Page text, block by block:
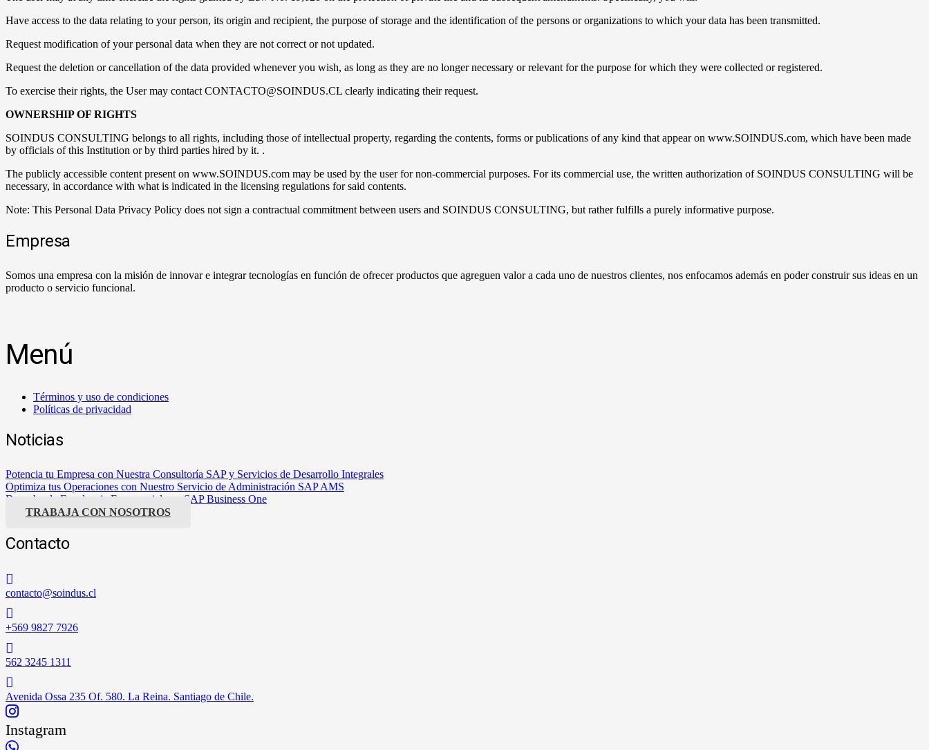
Have access to the data relating to your person, its origin and recipient, the purpose of storage and the identification of the persons or organizations to which your data has been transmitted.
Request modification of your personal data when they are not correct or not updated.
Request the deletion or cancellation of the data provided whenever you wish, as long as they are no longer necessary or relevant for the purpose for which they were collected or registered.
To exercise their rights, the User may contact CONTACTO@SOINDUS.CL clearly indicating their request.
OWNERSHIP OF RIGHTS
SOINDUS CONSULTING belongs to all rights, including those of intellectual property, regarding the contents, forms or publications of any kind that appear on www.SOINDUS.com, which have been made
by officials of this Institution or by third parties hired by it. .
The publicly accessible content present on www.SOINDUS.com may be used by the user for non-commercial purposes. For its commercial use, the written authorization of SOINDUS CONSULTING will be
necessary, in accordance with what is indicated in the licensing regulations for said contents.
Note: This Personal Data Privacy Policy does not sign a contractual commitment between users and SOINDUS CONSULTING, but rather fulfills a purely informative purpose.
Empresa
Somos una empresa con la misión de innovar e integrar tecnologías en función de ofrecer productos que agreguen valor a cada uno de nuestros clientes, nos enfocamos además en poder construir sus ideas en un
producto o servicio funcional.
Menú
Términos y uso de condiciones
Políticas de privacidad
Noticias
Potencia tu Empresa con Nuestra Consultoría SAP y Servicios de Desarrollo Integrales
Optimiza tus Operaciones con Nuestro Servicio de Administración SAP AMS
Descubre la Excelencia Empresarial con SAP Business One
TRABAJA CON NOSOTROS
Contacto
contacto@soindus.cl
+569 9827 7926
562 3245 1311
Avenida Ossa 235 Of. 580. La Reina. Santiago de Chile.
Instagram